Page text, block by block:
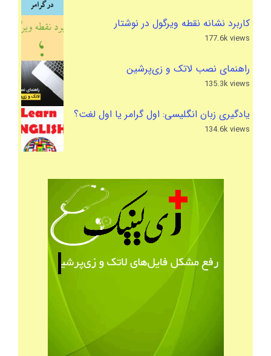
کاربرد نشانه نقطه ویرگول در نوشتار
177.6k views
راهنمای نصب لاتک و زی‌پرشین
135.3k views
یادگیری زبان انگلیسی: اول گرامر یا اول لغت؟
134.6k views